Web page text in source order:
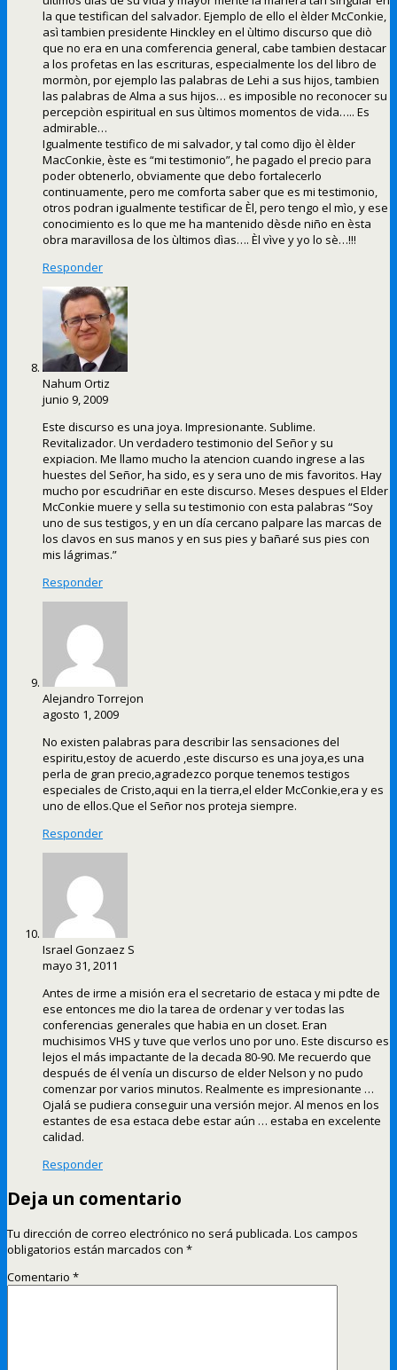
la que testifican del salvador. Ejemplo de ello el èlder McConkie,
asì tambien presidente Hinckley en el ùltimo discurso que diò
que no era en una comferencia general, cabe tambien destacar
a los profetas en las escrituras, especialmente los del libro de
mormòn, por ejemplo las palabras de Lehi a sus hijos, tambien
las palabras de Alma a sus hijos… es imposible no reconocer su
percepciòn espiritual en sus ùltimos momentos de vida….. Es
admirable…
Igualmente testifico de mi salvador, y tal como dìjo èl èlder
MacConkie, èste es “mi testimonio”, he pagado el precio para
poder obtenerlo, obviamente que debo fortalecerlo
continuamente, pero me comforta saber que es mi testimonio,
otros podran igualmente testificar de Èl, pero tengo el mìo, y ese
conocimiento es lo que me ha mantenido dèsde niño en èsta
obra maravillosa de los ùltimos dìas…. Èl vìve y yo lo sè…!!!
Responder
Nahum Ortiz
junio 9, 2009
Este discurso es una joya. Impresionante. Sublime.
Revitalizador. Un verdadero testimonio del Señor y su
expiacion. Me llamo mucho la atencion cuando ingrese a las
huestes del Señor, ha sido, es y sera uno de mis favoritos. Hay
mucho por escudriñar en este discurso. Meses despues el Elder
McConkie muere y sella su testimonio con esta palabras “Soy
uno de sus testigos, y en un día cercano palpare las marcas de
los clavos en sus manos y en sus pies y bañaré sus pies con
mis lágrimas.”
Responder
Alejandro Torrejon
agosto 1, 2009
No existen palabras para describir las sensaciones del
espiritu,estoy de acuerdo ,este discurso es una joya,es una
perla de gran precio,agradezco porque tenemos testigos
especiales de Cristo,aqui en la tierra,el elder McConkie,era y es
uno de ellos.Que el Señor nos proteja siempre.
Responder
Israel Gonzaez S
mayo 31, 2011
Antes de irme a misión era el secretario de estaca y mi pdte de
ese entonces me dio la tarea de ordenar y ver todas las
conferencias generales que habia en un closet. Eran
muchisimos VHS y tuve que verlos uno por uno. Este discurso es
lejos el más impactante de la decada 80-90. Me recuerdo que
después de él venía un discurso de elder Nelson y no pudo
comenzar por varios minutos. Realmente es impresionante …
Ojalá se pudiera conseguir una versión mejor. Al menos en los
estantes de esa estaca debe estar aún … estaba en excelente
calidad.
Responder
Deja un comentario
Tu dirección de correo electrónico no será publicada. Los campos
obligatorios están marcados con *
Comentario *